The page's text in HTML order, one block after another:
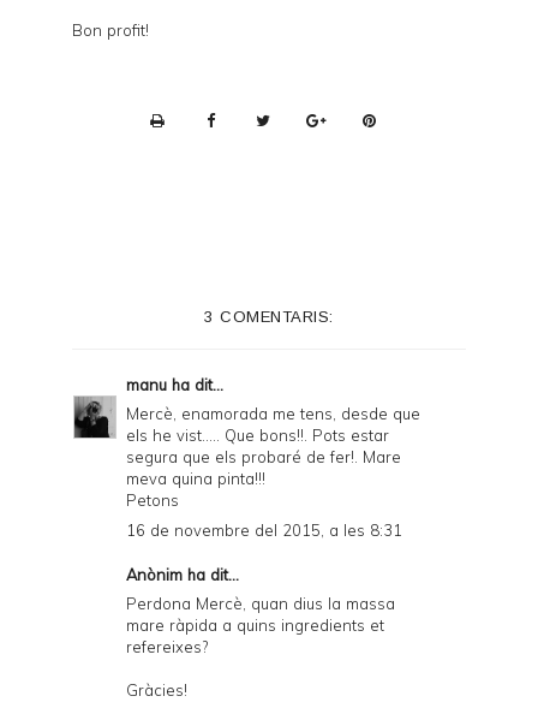
Bon profit!
i
e
l
y
a
3 COMENTARIS:
manu ha dit...
Mercè, enamorada me tens, desde que
els he vist..... Que bons!!. Pots estar
segura que els probaré de fer!. Mare
meva quina pinta!!!
Petons
16 de novembre del 2015, a les 8:31
Anònim ha dit...
Perdona Mercè, quan dius la massa
mare ràpida a quins ingredients et
refereixes?
Gràcies!